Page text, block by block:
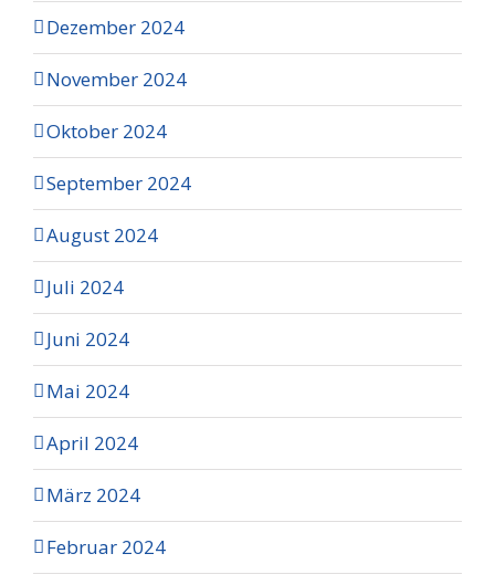
Dezember 2024
November 2024
Oktober 2024
September 2024
August 2024
Juli 2024
Juni 2024
Mai 2024
April 2024
März 2024
Februar 2024